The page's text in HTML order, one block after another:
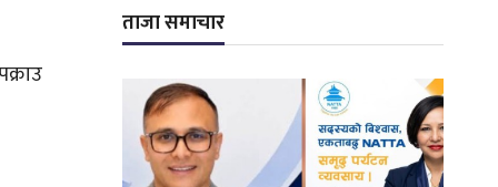
ताजा समाचार